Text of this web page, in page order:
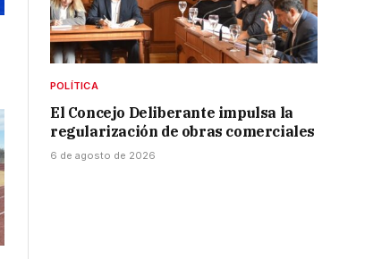
POLÍTICA
El Concejo Deliberante impulsa la
regularización de obras comerciales
6 de agosto de 2026